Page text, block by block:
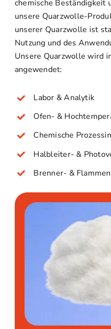
chemische Beständigkeit
unsere Quarzwolle-
unserer Quarzwolle ist
Nutzung und des
Unsere Quarzwolle wird
angewendet:
Labor & Analytik
Ofen- &
Chemische
Halbleiter- &
Brenner- &